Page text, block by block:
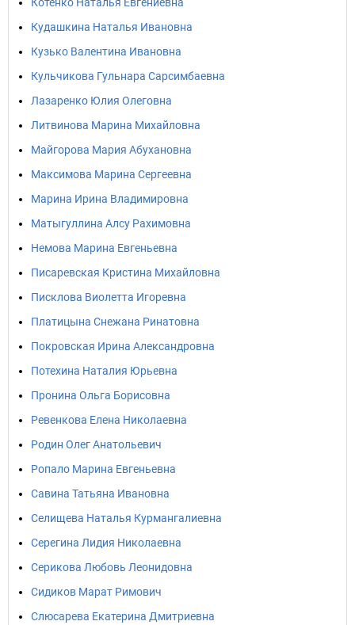
Кудашкина Наталья Ивановна
Кузько Валентина Ивановна
Кульчикова Гульнара Сарсимбаевна
Лазаренко Юлия Олеговна
Литвинова Марина Михайловна
Майгорова Мария Абухановна
Максимова Марина Сергеевна
Марина Ирина Владимировна
Матыгуллина Алсу Рахимовна
Немова Марина Евгеньевна
Писаревская Кристина Михайловна
Писклова Виолетта Игоревна
Платицына Снежана Ринатовна
Покровская Ирина Александровна
Потехина Наталия Юрьевна
Пронина Ольга Борисовна
Ревенкова Елена Николаевна
Родин Олег Анатольевич
Ропало Марина Евгеньевна
Савина Татьяна Ивановна
Селищева Наталья Курмангалиевна
Серегина Лидия Николаевна
Серикова Любовь Леонидовна
Сидиков Марат Римович
Слюсарева Екатерина Дмитриевна